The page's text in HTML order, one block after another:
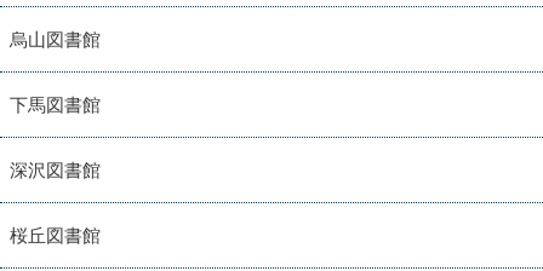
烏山図書館
下馬図書館
深沢図書館
桜丘図書館